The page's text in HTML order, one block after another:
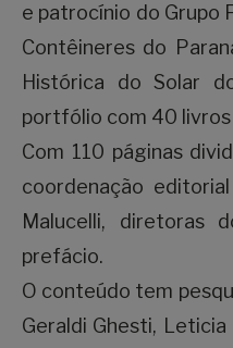
e patrocínio do Grupo
Contêineres do
Histórica do Solar
portfólio com 40
Com 110 páginas
coordenação
Malucelli, diretoras
prefácio.
O conteúdo tem
Geraldi Ghesti,